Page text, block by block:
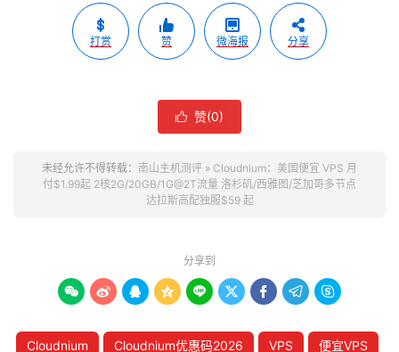
打赏 赞 微海报 分享
 赞(0)
未经允许不得转载： 南山主机测评 » Cloudnium：美国便宜 VPS 月
付$1.99起 2核2G/20GB/1G@2T流量 洛杉矶/西雅图/芝加哥多节点
达拉斯高配独服$59 起
分享到
        
Cloudnium Cloudnium优惠码2026 VPS 便宜VPS